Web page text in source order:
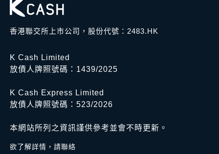
香港聯交所上市公司，股份代號：2483.HK
K Cash Limited
放債人牌照號碼：1439/2025
K Cash Express Limited
放債人牌照號碼：523/2026
本網站所列之資訊謹供參考並會不時更新。
欲了解詳情，請聯絡